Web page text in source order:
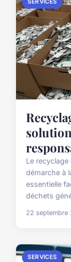
SERVICES
Le
démarche à
essentielle
déchets
22 septembre
SERVICES